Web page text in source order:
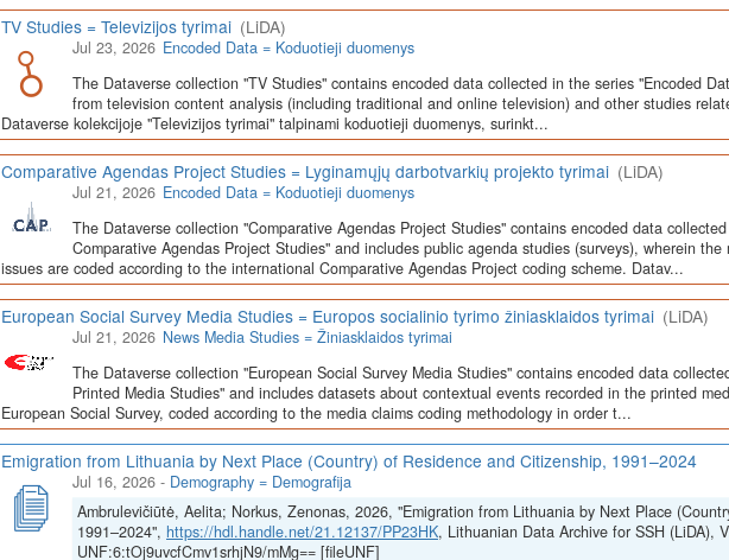
TV Studies = Televizijos tyrimai (LiDA)
Jul 23, 2026 Encoded Data = Koduotieji duomenys
The Dataverse collection "TV Studies" contains encoded data collected in the series "Encoded
from television content analysis (including traditional and online television) and other studies
Dataverse kolekcijoje "Televizijos tyrimai" talpinami koduotieji duomenys, surinkt...
Comparative Agendas Project Studies = Lyginamųjų darbotvarkių projekto tyrimai (LiDA)
Jul 21, 2026 Encoded Data = Koduotieji duomenys
The Dataverse collection "Comparative Agendas Project Studies" contains encoded data
Comparative Agendas Project Studies" and includes public agenda studies (surveys), wherein
issues are coded according to the international Comparative Agendas Project coding scheme. Datav...
European Social Survey Media Studies = Europos socialinio tyrimo žiniasklaidos tyrimai (LiDA)
Jul 21, 2026 News Media Studies = Žiniasklaidos tyrimai
The Dataverse collection "European Social Survey Media Studies" contains encoded data
Printed Media Studies" and includes datasets about contextual events recorded in the printed
European Social Survey, coded according to the media claims coding methodology in order t...
Emigration from Lithuania by Next Place (Country) of Residence and Citizenship, 1991–2024
Jul 16, 2026 - Demography = Demografija
Ambrulevičiūtė, Aelita; Norkus, Zenonas, 2026, "Emigration from Lithuania by Next Place
1991–2024", https://hdl.handle.net/21.12137/PP23HK, Lithuanian Data Archive for SSH (LiDA),
UNF:6:tOj9uvcfCmv1srhjN9/mMg== [fileUNF]